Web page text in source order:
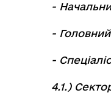
-
- Головний
-
4.1.)